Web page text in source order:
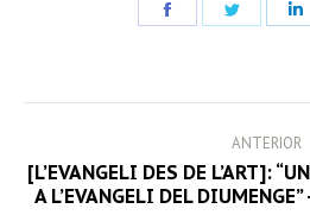
NAVIGATION
ANTERIOR
[L’EVANGELI DES DE L’ART]:
A L’EVANGELI DEL